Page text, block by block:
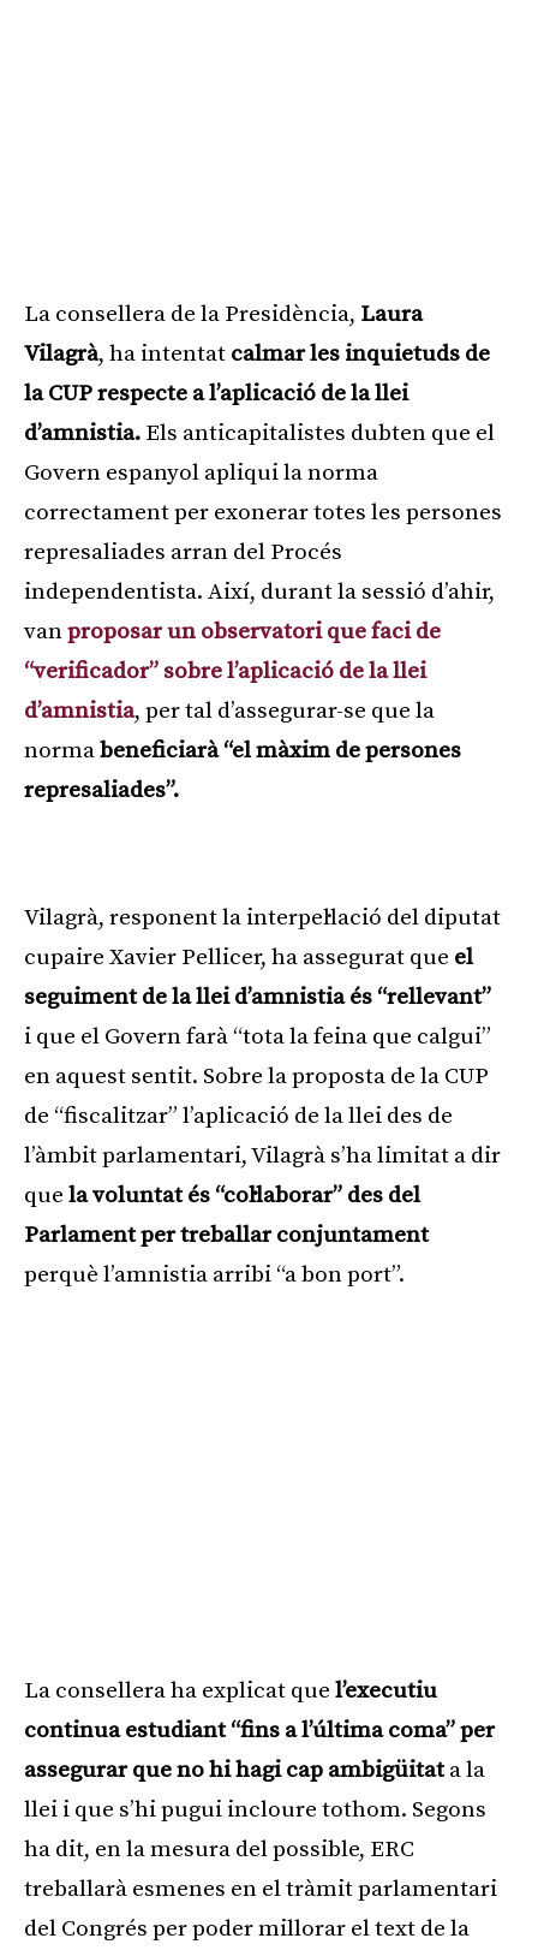
La consellera de la Presidència, Laura
Vilagrà, ha intentat calmar les inquietuds de
la CUP respecte a l’aplicació de la llei
d’amnistia. Els anticapitalistes dubten que el
Govern espanyol apliqui la norma
correctament per exonerar totes les persones
represaliades arran del Procés
independentista. Així, durant la sessió d’ahir,
vanproposar un observatori que faci de
“verificador” sobre l’aplicació de la llei
d’amnistia, per tal d’assegurar-se que la
normabeneficiarà “el màxim de persones
represaliades”.
Vilagrà, responent la interpel·lació del diputat
cupaire Xavier Pellicer, ha assegurat que el
seguiment de la llei d’amnistia és “rellevant”
i que el Govern farà “tota la feina que calgui”
en aquest sentit. Sobre la proposta de la CUP
de “fiscalitzar” l’aplicació de la llei des de
l’àmbit parlamentari, Vilagrà s’ha limitat a dir
que la voluntat és “col·laborar” des del
Parlament per treballar conjuntament
perquè l’amnistia arribi “a bon port”.
La consellera ha explicat que l’executiu
continua estudiant “fins a l’última coma” per
assegurar que no hi hagi cap ambigüitata la
llei i que s’hi pugui incloure tothom. Segons
ha dit, en la mesura del possible, ERC
treballarà esmenes en el tràmit parlamentari
del Congrés per poder millorar el text de la